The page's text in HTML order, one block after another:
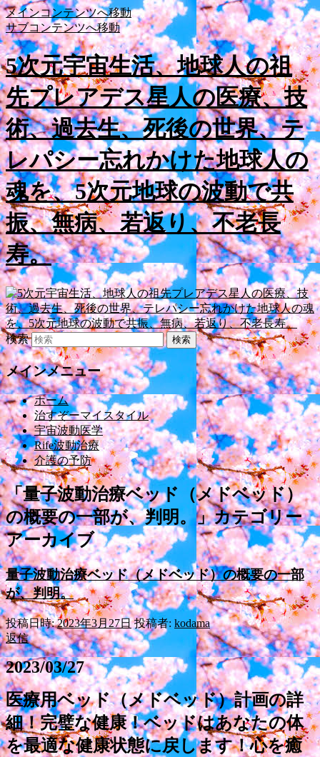
メインコンテンツへ移動
サブコンテンツへ移動
5次元宇宙生活、地球人の祖
先プレアデス星人の医療、技
術、過去生、死後の世界、テ
レパシー忘れかけた地球人の
魂を、5次元地球の波動で共
振、無病、若返り、不老長
寿。
検索
メインメニュー
ホーム
治すぞーマイスタイル
宇宙波動医学
Rife波動治療
介護の予防
「量子波動治療ベッド（メドベッド）
の概要の一部が、判明。」カテゴリー
アーカイブ
量子波動治療ベッド（メドベッド）の概要の一部
が、判明。
投稿日時:2023年3月27日 投稿者: kodama
返信
2023/03/27
医療用ベッド（メドベッド）計画の詳
細！完璧な健康！ベッドはあなたの体
を最適な健康状態に戻します！心を癒